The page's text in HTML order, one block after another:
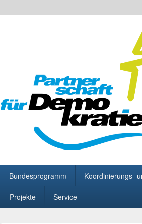
Partnerschaft
Bundesprogramm Koordinierungs-
Projekte Service